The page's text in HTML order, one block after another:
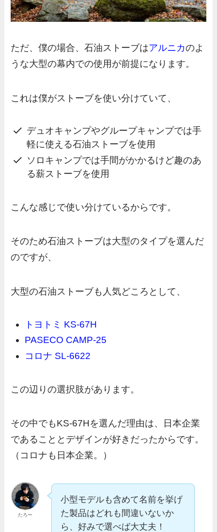
ただ、僕の場合、石油ストーブはアルニカのよ
うな大型の幕内での使用が前提になります。
これは僕がストーブを使い分けていて、
デュオキャンプやグループキャンプでは手
軽に使える石油ストーブを使用
ソロキャンプでは手間がかかるけど趣のあ
る薪ストーブを使用
こんな感じで使い分けているからです。
そのため石油ストーブは大型のタイプを選んだ
のですが、
大型の石油ストーブも人気どころとして、
トヨトミ KS-67H
PASECO CAMP-25
コロナ SL-6622
この辺りの選択肢があります。
その中でもKS-67Hを選んだ理由は、日本企業
であることとデザインが好きだったからです。
（コロナも日本企業。）
たろー
小型モデルも含めて名前を挙げ
た製品はどれも間違いないか
ら、好みで選べば大丈夫！